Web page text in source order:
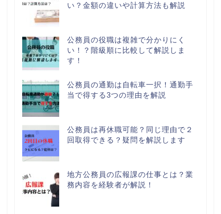
い？金額の違いや計算方法も解説
公務員の役職は複雑で分かりにく
い！？階級順に比較して解説しま
す！
公務員の通勤は自転車一択！通勤手
当で得する3つの理由を解説
公務員は再休職可能？同じ理由で２
回取得できる？疑問を解説します
地方公務員の広報課の仕事とは？業
務内容を経験者が解説！